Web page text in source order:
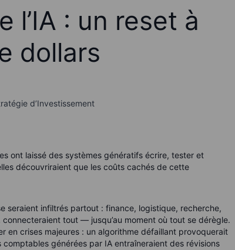
l’IA : un reset à
dollars
d’Investissement
ont laissé des systèmes génératifs écrire, tester et
découvriraient que les coûts cachés de cette
seraient infiltrés partout : finance, logistique, recherche,
tout — jusqu’au moment où tout se dérègle.
en crises majeures : un algorithme défaillant provoquerait
générées par IA entraîneraient des révisions